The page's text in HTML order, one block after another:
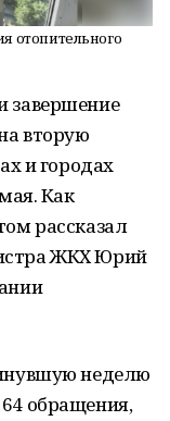
отопительного
завершение
вторую
и городах
Как
рассказал
ЖКХ Юрий
неделю
обращения,